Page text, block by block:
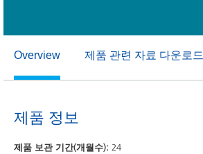
Overview 제품 관련 자료 다운로드
제품 정보
제품 보관 기간(개월수): 24